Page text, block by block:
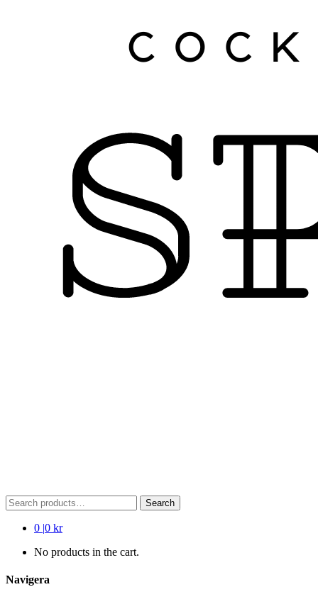
Search
for:
Search
0 |0 kr
No products in the cart.
Navigera